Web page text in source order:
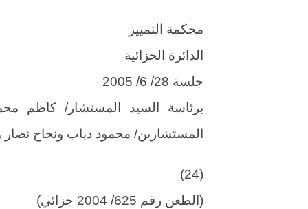
محكمة التمييز
الدائرة الجزائية
جلسة 28/ 6/ 2005
برئاسة السيد المستشار/ كاظم
المستشارين/ محمود دياب ونجاح نصار
(24)
(الطعن رقم 625/ 2004 جزائي)